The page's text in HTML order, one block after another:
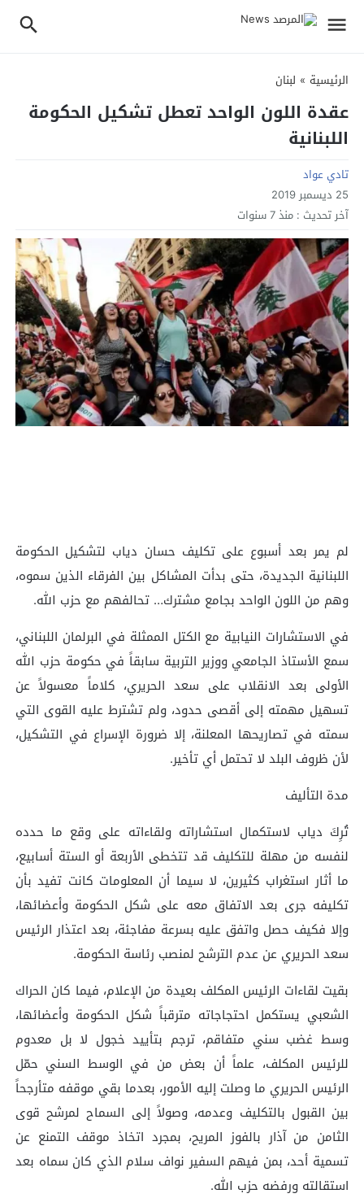
الرئيسية » لبنان
عقدة اللون الواحد تعطل تشكيل الحكومة
اللبنانية
تادي عواد
25 ديسمبر 2019
آخر تحديث : منذ 7 سنوات
لم يمر بعد أسبوع على تكليف حسان دياب لتشكيل الحكومة
اللبنانية الجديدة، حتى بدأت المشاكل بين الفرقاء الذين سموه،
وهم من اللون الواحد بجامع مشترك… تحالفهم مع حزب الله.
في الاستشارات النيابية مع الكتل الممثلة في البرلمان اللبناني،
سمع الأستاذ الجامعي ووزير التربية سابقاً في حكومة حزب الله
الأولى بعد الانقلاب على سعد الحريري، كلاماً معسولاً عن
تسهيل مهمته إلى أقصى حدود، ولم تشترط عليه القوى التي
سمته في تصاريحها المعلنة، إلا ضرورة الإسراع في التشكيل،
لأن ظروف البلد لا تحتمل أي تأخير.
مدة التأليف
تُرِكَ دياب لاستكمال استشاراته ولقاءاته على وقع ما حدده
لنفسه من مهلة للتكليف قد تتخطى الأربعة أو الستة أسابيع،
ما أثار استغراب كثيرين، لا سيما أن المعلومات كانت تفيد بأن
تكليفه جرى بعد الاتفاق معه على شكل الحكومة وأعضائها،
وإلا فكيف حصل واتفق عليه بسرعة مفاجئة، بعد اعتذار الرئيس
سعد الحريري عن عدم الترشح لمنصب رئاسة الحكومة.
بقيت لقاءات الرئيس المكلف بعيدة من الإعلام، فيما كان الحراك
الشعبي يستكمل احتجاجاته مترقباً شكل الحكومة وأعضائها،
وسط غضب سني متفاقم، ترجم بتأييد خجول لا بل معدوم
للرئيس المكلف، علماً أن بعض من في الوسط السني حمّل
الرئيس الحريري ما وصلت إليه الأمور، بعدما بقي موقفه متأرجحاً
بين القبول بالتكليف وعدمه، وصولاً إلى السماح لمرشح قوى
الثامن من آذار بالفوز المريح، بمجرد اتخاذ موقف التمنع عن
تسمية أحد، بمن فيهم السفير نواف سلام الذي كان سماه بعد
استقالته ورفضه حزب الله.